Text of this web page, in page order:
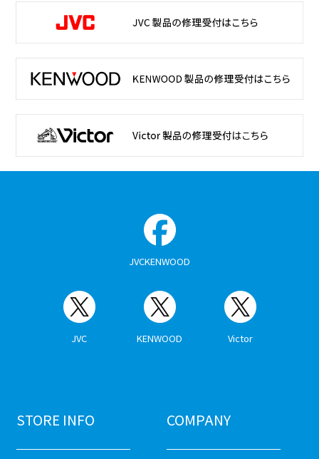
JVCKENWOOD
JVC KENWOOD Victor
STORE INFO COMPANY